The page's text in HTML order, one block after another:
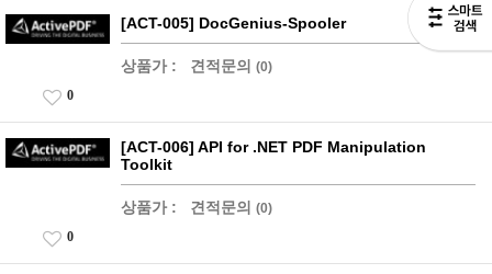
[ACT-005] DocGenius-Spooler
상품가 : 견적문의 (0)
0
[ACT-006] API for .NET PDF Manipulation
Toolkit
상품가 : 견적문의 (0)
0